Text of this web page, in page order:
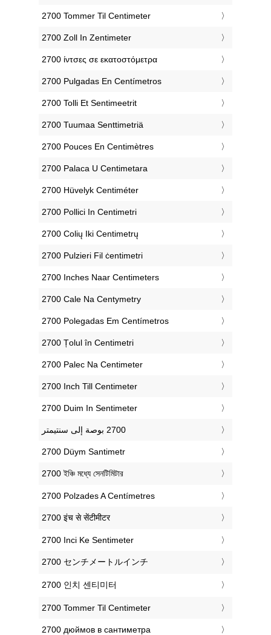
‎2700 Tommer Til Centimeter
‎2700 Zoll In Zentimeter
‎2700 ίντσες σε εκατοστόμετρα
‎2700 Pulgadas En Centímetros
‎2700 Tolli Et Sentimeetrit
‎2700 Tuumaa Senttimetriä
‎2700 Pouces En Centimètres
‎2700 Palaca U Centimetara
‎2700 Hüvelyk Centiméter
‎2700 Pollici In Centimetri
‎2700 Colių Iki Centimetrų
‎2700 Pulzieri Fil ċentimetri
‎2700 Inches Naar Centimeters
‎2700 Cale Na Centymetry
‎2700 Polegadas Em Centímetros
‎2700 Țolul în Centimetri
‎2700 Palec Na Centimeter
‎2700 Inch Till Centimeter
‎2700 Duim In Sentimeter
‎2700 Düym Santimetr
‎2700 ইঞ্চি মধ্যে সেনটিমিটার
‎2700 Polzades A Centímetres
‎2700 इंच से सेंटीमीटर
‎2700 Inci Ke Sentimeter
‎2700 センチメートルインチ
‎2700 인치 센티미터
‎2700 Tommer Til Centimeter
‎2700 дюймов в сантиметра